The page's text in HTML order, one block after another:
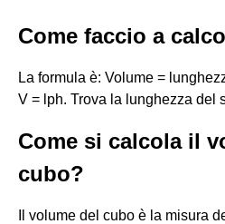
Come faccio a
La formula è: Volume =
V = lph. Trova la lunghezza del
Come si calcola il
cubo?
Il volume del cubo è la misura